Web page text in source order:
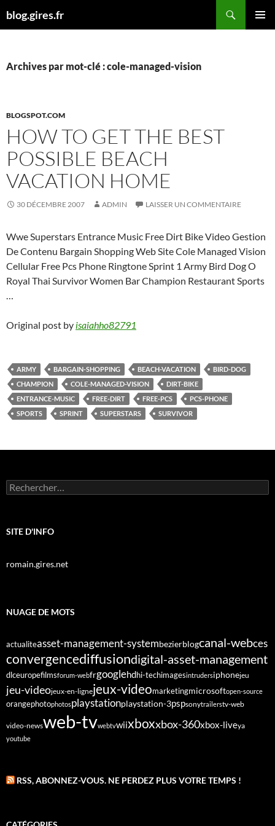
aublog.gires.fr
Archives par mot-clé : cole-managed-vision
BLOGSPOT.COM
HOW TO GET THE BEST
POSSIBLE BEACH
VACATION HOME
30 DÉCEMBRE 2007 ADMIN LAISSER UN COMMENTAIRE
Wwe Superstars Entrance Music Free Dirt Bike Video Gestion
De Contenu Bargain Shopping Web Site Cole Managed Vision
Cellular Free Pcs Phone Ringtone Sprint 1 Army Bird Dog O
Royal Thai Survivor Women Bar Champion Restaurant Sports
…
Original post by isaiahho82791
ARMY BARGAIN-SHOPPING BEACH-VACATION
BIRD-DOG
CHAMPION
COLE-MANAGED-VISION
DIRT-BIKE
ENTRANCE-MUSIC
FREE-DIRT FREE-PCS
PCS-PHONE
SPORTS
SPRINT SUPERSTARS SURVIVOR
Rechercher :
SITE D'INFO
romain.gires.net
NUAGE DE MOTS
actualiteasset-management-systembezierblogcanal-webces
convergencediffusiondigital-asset-management
dlceuropefilmsforum-webfrgooglehdhi-techimagesintrudersiphonejeu
jeu-videojeux-en-lignejeux-videomarketingmicrosoftopen-source
orangephotophotosplaystationplaystation-3pspsonytrailerstv-web
video-newsweb-tvwebtvwiixboxxbox-360xbox-liveya
youtube
RSS, ABONNEZ-VOUS. NE PERDEZ PLUS VOTRE TEMPS !